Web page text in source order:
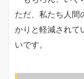
ただ、私たち人間
かりと軽減されて
いです。